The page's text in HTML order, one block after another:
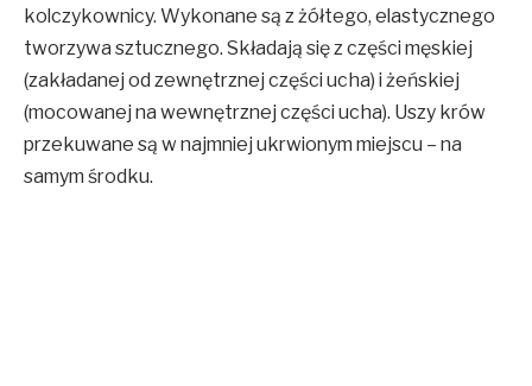
kolczykownicy. Wykonane są z żółtego, elastycznego
tworzywa sztucznego. Składają się z części męskiej
(zakładanej od zewnętrznej części ucha) i żeńskiej
(mocowanej na wewnętrznej części ucha). Uszy krów
przekuwane są w najmniej ukrwionym miejscu – na
samym środku.